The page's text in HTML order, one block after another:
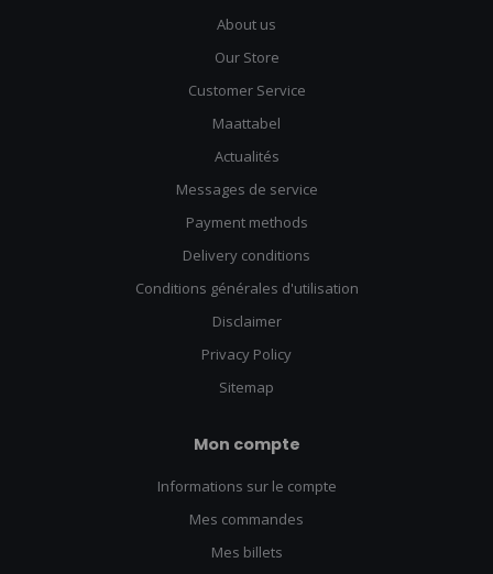
About us
Our Store
Customer Service
Maattabel
Actualités
Messages de service
Payment methods
Delivery conditions
Conditions générales d'utilisation
Disclaimer
Privacy Policy
Sitemap
Mon compte
Informations sur le compte
Mes commandes
Mes billets